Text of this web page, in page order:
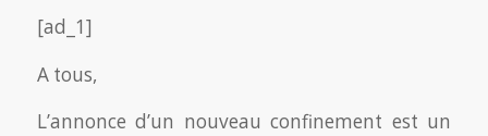
[ad_1]
A tous,
L’annonce d’un nouveau confinement est un